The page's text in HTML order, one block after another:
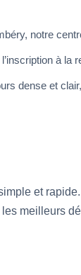
notre
l’inscription à la
dense et
et
meilleurs